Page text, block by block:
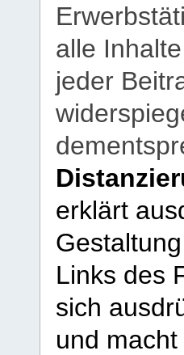
alle
jeder
erklärt
Links des
sich
und